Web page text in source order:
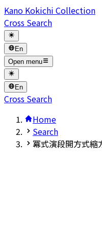
Kano Kokichi Collection
Cross Search
En
Open menu
En
Cross Search
Home
Search
冪式演段開方式縮